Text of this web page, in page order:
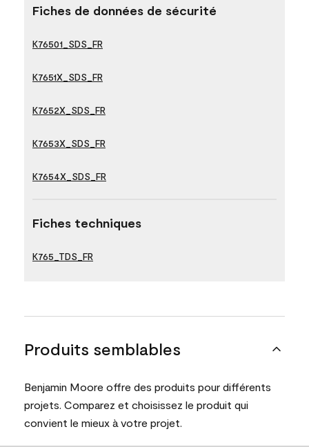
Fiches de données de sécurité
K76501_SDS_FR
K7651X_SDS_FR
K7652X_SDS_FR
K7653X_SDS_FR
K7654X_SDS_FR
Fiches techniques
K765_TDS_FR
Produits semblables
Benjamin Moore offre des produits pour différents
projets. Comparez et choisissez le produit qui
convient le mieux à votre projet.